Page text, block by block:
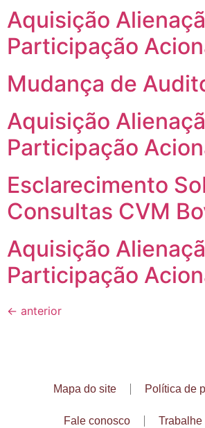
Aquisição
Participação
Mudança de
Aquisição
Participação
Esclarecimento
Consultas CVM
Aquisição
Participação
← anterior
Mapa do site Política de
Fale conosco Trabalhe